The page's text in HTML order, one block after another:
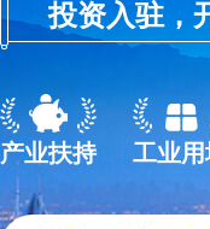
投资入驻，
产业扶持 工业用